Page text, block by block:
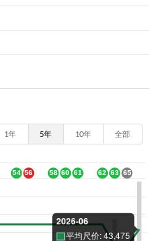
1年 5年 10年 全部